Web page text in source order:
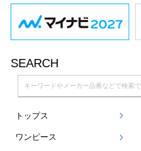
SEARCH
トップス
ワンピース